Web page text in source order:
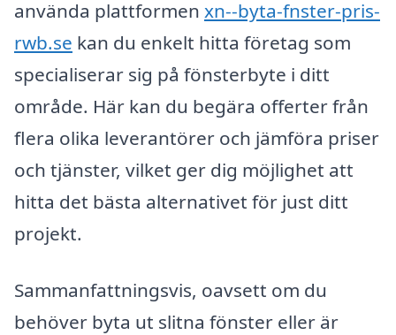
använda plattformen xn--byta-fnster-pris-
rwb.se kan du enkelt hitta företag som
specialiserar sig på fönsterbyte i ditt
område. Här kan du begära offerter från
flera olika leverantörer och jämföra priser
och tjänster, vilket ger dig möjlighet att
hitta det bästa alternativet för just ditt
projekt.
Sammanfattningsvis, oavsett om du
behöver byta ut slitna fönster eller är